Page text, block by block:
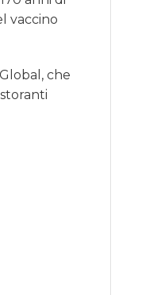
vaccino
che